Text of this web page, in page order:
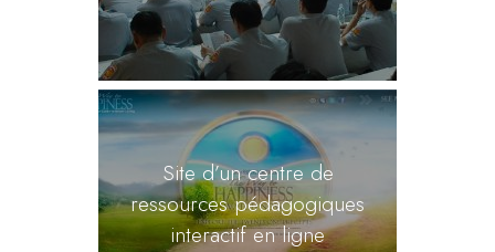
Site d’un centre de
ressources pédagogiques
interactif en ligne